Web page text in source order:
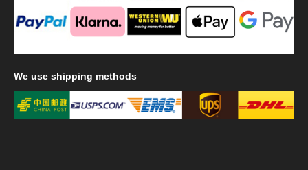
We use shipping methods